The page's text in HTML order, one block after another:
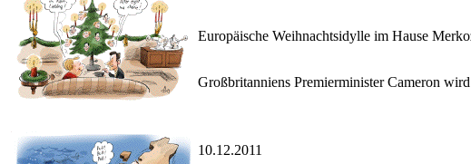
Europäische Weihnachtsidylle im Hause
Großbritanniens Premierminister Cameron
10.12.2011